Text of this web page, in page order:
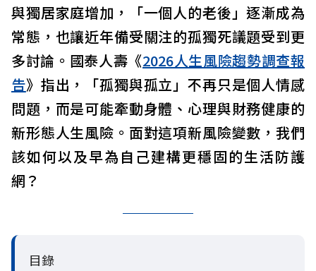
與獨居家庭增加，「一個人的老後」逐漸成為
常態，也讓近年備受關注的孤獨死議題受到更
多討論。國泰人壽《2026人生風險趨勢調查報
告》指出，「孤獨與孤立」不再只是個人情感
問題，而是可能牽動身體、心理與財務健康的
新形態人生風險。面對這項新風險變數，我們
該如何以及早為自己建構更穩固的生活防護
網？
目錄